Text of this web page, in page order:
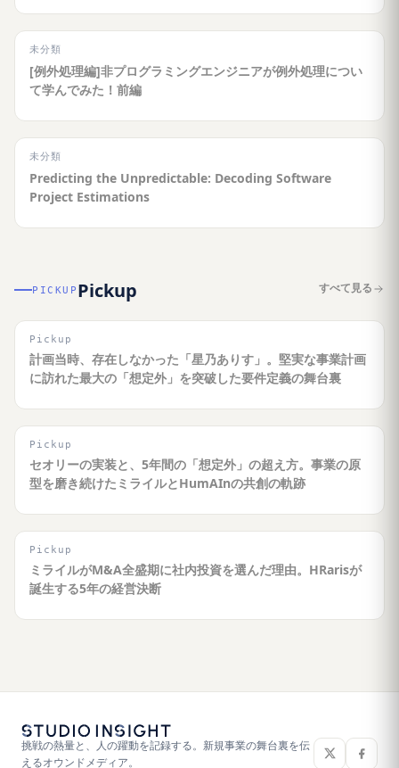
未分類
[例外処理編]非プログラミングエンジニアが例外処理につい
て学んでみた！前編
未分類
Predicting the Unpredictable: Decoding Software
Project Estimations
PICKUP Pickup すべて見る
Pickup
計画当時、存在しなかった「星乃ありす」。堅実な事業計画
に訪れた最大の「想定外」を突破した要件定義の舞台裏
Pickup
セオリーの実装と、5年間の「想定外」の超え方。事業の原
型を磨き続けたミライルとHumAInの共創の軌跡
Pickup
ミライルがM&A全盛期に社内投資を選んだ理由。HRarisが
誕生する5年の経営決断
挑戦の熱量と、人の躍動を記録する。新規事業の舞台裏を伝
えるオウンドメディア。